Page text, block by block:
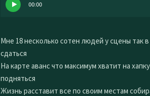
00:00
Мне 18 несколько сотен людей у сцены так
сдаться
На карте аванс что максимум хватит на
подняться
Жизнь расставит все по своим местам